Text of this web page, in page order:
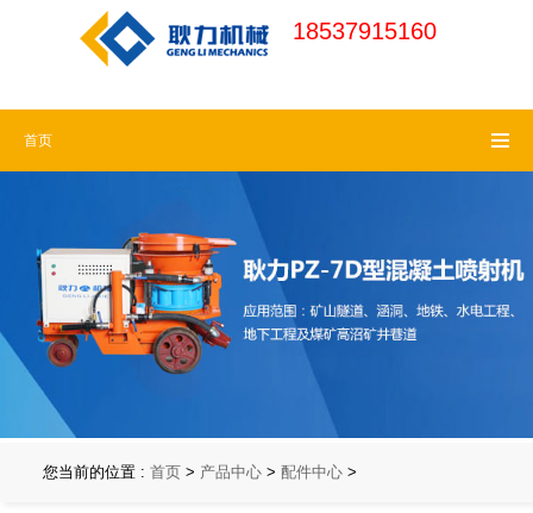
18537915160
网
18537915160 (周一
首页
您当前的位置 : 首页> 产品中心> 配件中心>